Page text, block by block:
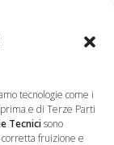
tecnologie come i
e di Terze Parti
Tecnicisono
fruizione e